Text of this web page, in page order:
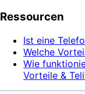
Ressourcen
Ist eine
Welche
Wie
Vorteile &